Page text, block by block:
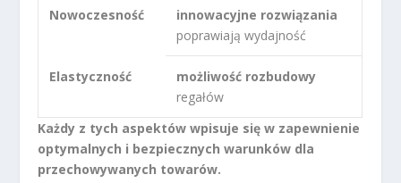
Nowoczesność
innowacyjne rozwiązania
poprawiają wydajność
Elastyczność
możliwość rozbudowy
regałów
Każdy z tych aspektów wpisuje się w zapewnienie
optymalnych i bezpiecznych warunków dla
przechowywanych towarów.